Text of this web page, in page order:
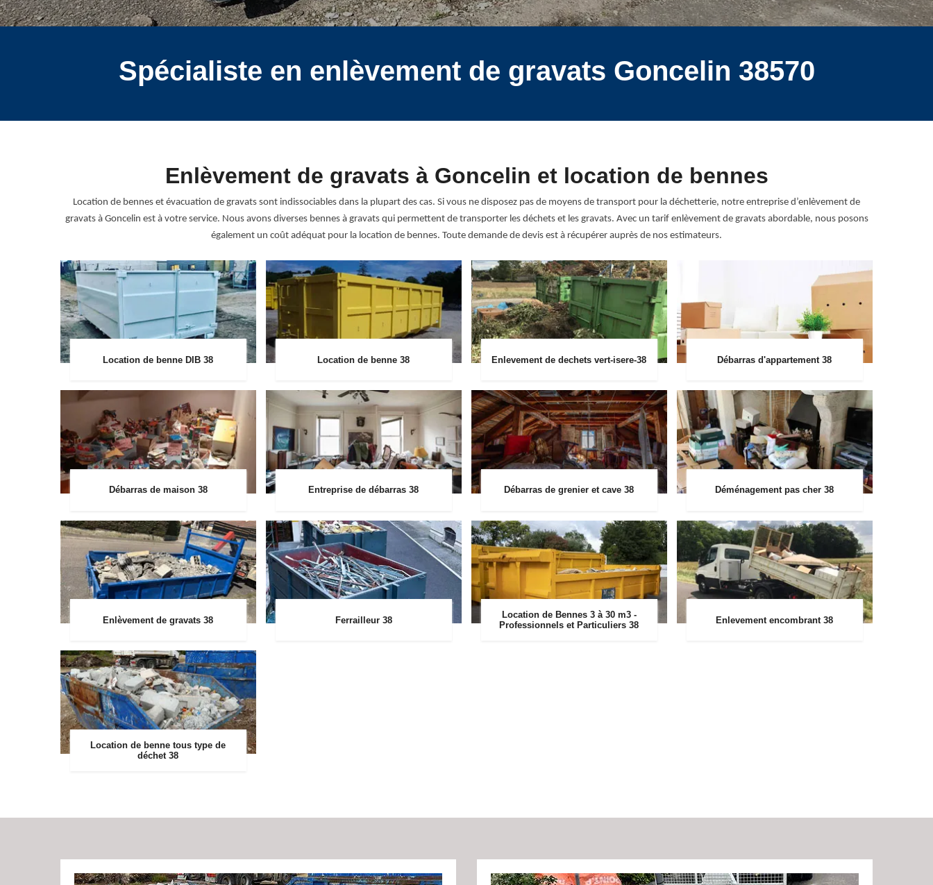
Spécialiste en enlèvement de gravats Goncelin 38570
Enlèvement de gravats à Goncelin et location de bennes
Location de bennes et évacuation de gravats sont indissociables dans la plupart des cas. Si vous ne disposez pas de moyens de transport pour la déchetterie, notre entreprise d’enlèvement de
gravats à Goncelin est à votre service. Nous avons diverses bennes à gravats qui permettent de transporter les déchets et les gravats. Avec un tarif enlèvement de gravats abordable, nous posons
également un coût adéquat pour la location de bennes. Toute demande de devis est à récupérer auprès de nos estimateurs.
Location de benne DIB 38 Location de benne 38 Enlevement de dechets vert-isere-38 Débarras d'appartement 38
Débarras de maison 38 Entreprise de débarras 38 Débarras de grenier et cave 38 Déménagement pas cher 38
Enlèvement de gravats 38 Ferrailleur 38
Location de Bennes 3 à 30 m3 -
Professionnels et Particuliers 38
Enlevement encombrant 38
Location de benne tous type de
déchet 38